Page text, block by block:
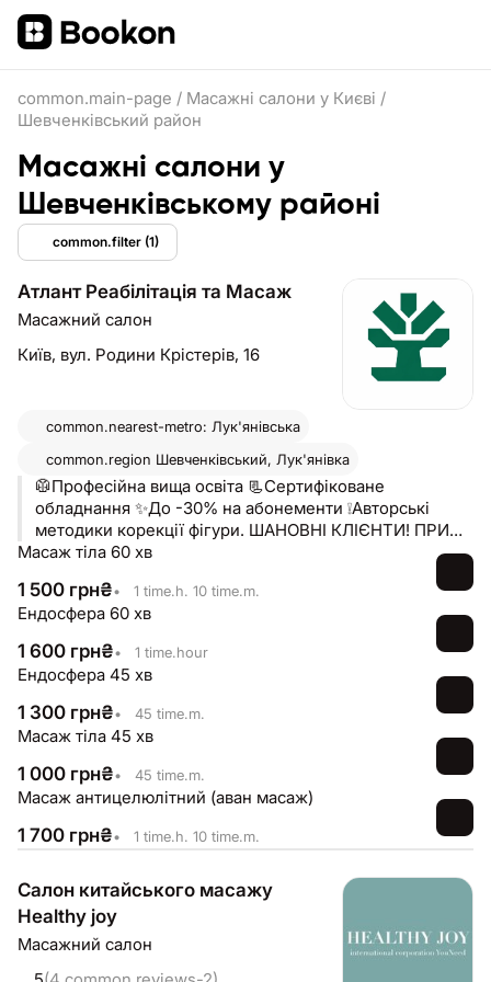
common.main-page / Масажні салони у Києві /
Шевченківський район
Масажні салони у
Шевченківському районі
common.filter (1)
Атлант Реабілітація та Масаж
Масажний салон
Київ, вул. Родини Крістерів, 16
common.nearest-metro: Лук'янівська
common.region Шевченківський, Лук'янівка
🥼Професійна вища освіта 📃Сертифіковане
обладнання ✨До -30% на абонементи ❕Авторські
методики корекції фігури. ШАНОВНІ КЛІЄНТИ! ПРИ
ОНЛАЙН ЗАПИСІ, БУДЬ ЛАСКА, ВКАЗУЙТЕ СВОЄ
Масаж тіла 60 хв
1 500 грн₴• 1 time.h. 10 time.m.
Ендосфера 60 хв
1 600 грн₴• 1 time.hour
Ендосфера 45 хв
1 300 грн₴• 45 time.m.
Масаж тіла 45 хв
1 000 грн₴• 45 time.m.
Масаж антицелюлітний (аван масаж)
1 700 грн₴• 1 time.h. 10 time.m.
Салон китайського масажу
Healthy joy
Масажний салон